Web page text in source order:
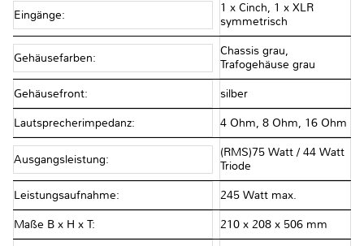
Eingänge:
1 x Cinch, 1 x XLR
symmetrisch
Gehäusefarben:
Chassis grau,
Trafogehäuse grau
Gehäusefront: silber
Lautsprecherimpedanz: 4 Ohm, 8 Ohm, 16 Ohm
Ausgangsleistung:
(RMS)75 Watt / 44 Watt
Triode
Leistungsaufnahme: 245 Watt max.
Maße B x H x T: 210 x 208 x 506 mm